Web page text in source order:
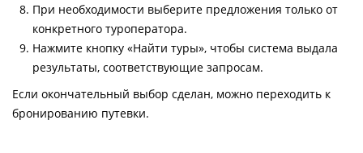
При необходимости выберите предложения только от
конкретного туроператора.
Нажмите кнопку «Найти туры», чтобы система выдала
результаты, соответствующие запросам.
Если окончательный выбор сделан, можно переходить к
бронированию путевки.